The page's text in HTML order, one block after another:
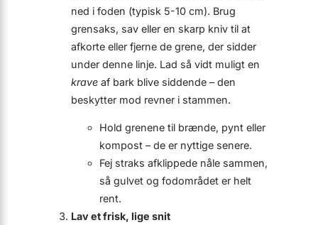
ned i foden (typisk 5-10 cm). Brug
grensaks, sav eller en skarp kniv til at
afkorte eller fjerne de grene, der sidder
under denne linje. Lad så vidt muligt en
krave af bark blive siddende – den
beskytter mod revner i stammen.
Hold grenene til brænde, pynt eller
kompost – de er nyttige senere.
Fej straks afklippede nåle sammen,
så gulvet og fodområdet er helt
rent.
Lav et frisk, lige snit